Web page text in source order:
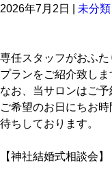
2026年7月2日 未分類
専任スタッフがおふた
プランをご紹介致しま
なお、当サロンはご予
ご希望のお日にちお
待ちしております。
【神社結婚式相談会】